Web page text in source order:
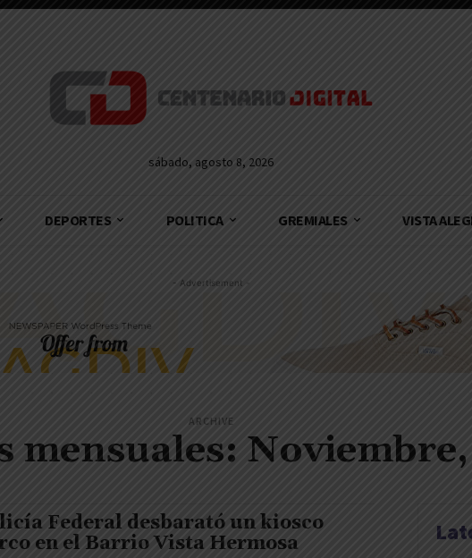
sábado, agosto 8, 2026
DEPORTES POLITICA GREMIALES VISTA
- Advertisement -
ARCHIVE
mensuales:
Federal desbarató un kiosco
en el Barrio Vista Hermosa